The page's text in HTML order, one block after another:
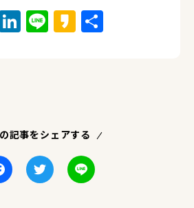
LinkedIn
LineKakao
記事をシェアする
FacebookTwitter